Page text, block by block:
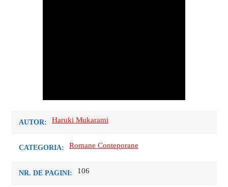
AUTOR: Haruki Mukarami
CATEGORIA: Romane Conteporane
NR. DE PAGINI: 106